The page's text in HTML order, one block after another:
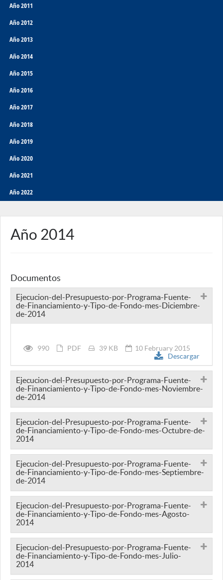
Año 2011
Año 2012
Año 2013
Año 2014
Año 2015
Año 2016
Año 2017
Año 2018
Año 2019
Año 2020
Año 2021
Año 2022
Año 2014
Documentos
Ejecucion-del-Presupuesto-por-Programa-Fuente-
de-Financiamiento-y-Tipo-de-Fondo-mes-Diciembre-
de-2014
990 PDF 39 KB
10 February 2015
Descargar
Ejecucion-del-Presupuesto-por-Programa-Fuente-
de-Financiamiento-y-Tipo-de-Fondo-mes-Noviembre-
de-2014
Ejecucion-del-Presupuesto-por-Programa-Fuente-
de-Financiamiento-y-Tipo-de-Fondo-mes-Octubre-de-
2014
Ejecucion-del-Presupuesto-por-Programa-Fuente-
de-Financiamiento-y-Tipo-de-Fondo-mes-Septiembre-
de-2014
Ejecucion-del-Presupuesto-por-Programa-Fuente-
de-Financiamiento-y-Tipo-de-Fondo-mes-Agosto-
2014
Ejecucion-del-Presupuesto-por-Programa-Fuente-
de-Financiamiento-y-Tipo-de-Fondo-mes-Julio-
2014